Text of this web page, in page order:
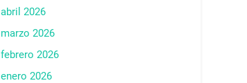
abril 2026
marzo 2026
febrero 2026
enero 2026